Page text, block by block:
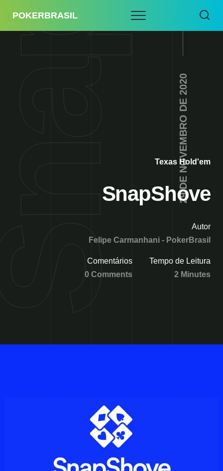
POKERBRASIL
29 DE NOVEMBRO DE 2020
Texas Hold'em
SnapShove
Autor
Felipe Carmanhani - PokerBrasil
Comentários
0 Comments
Tempo de Leitura
2 Minutes